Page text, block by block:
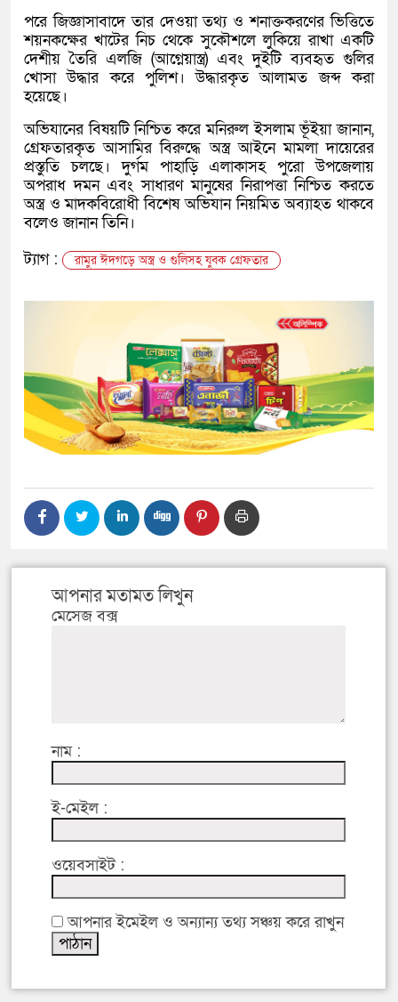
পরে জিজ্ঞাসাবাদে তার দেওয়া তথ্য ও শনাক্তকরণের ভিত্তিতে
শয়নকক্ষের খাটের নিচ থেকে সুকৌশলে লুকিয়ে রাখা একটি
দেশীয় তৈরি এলজি (আগ্নেয়াস্ত্র) এবং দুইটি ব্যবহৃত গুলির
খোসা উদ্ধার করে পুলিশ। উদ্ধারকৃত আলামত জব্দ করা
হয়েছে।
অভিযানের বিষয়টি নিশ্চিত করে মনিরুল ইসলাম ভূঁইয়া জানান,
গ্রেফতারকৃত আসামির বিরুদ্ধে অস্ত্র আইনে মামলা দায়েরের
প্রস্তুতি চলছে। দুর্গম পাহাড়ি এলাকাসহ পুরো উপজেলায়
অপরাধ দমন এবং সাধারণ মানুষের নিরাপত্তা নিশ্চিত করতে
অস্ত্র ও মাদকবিরোধী বিশেষ অভিযান নিয়মিত অব্যাহত থাকবে
বলেও জানান তিনি।
ট্যাগ :
রামুর ঈদগড়ে অস্ত্র ও গুলিসহ যুবক গ্রেফতার
আপনার মতামত লিখুন
মেসেজ বক্স
নাম :
ই-মেইল :
ওয়েবসাইট :
আপনার ইমেইল ও অন্যান্য তথ্য সঞ্চয় করে রাখুন